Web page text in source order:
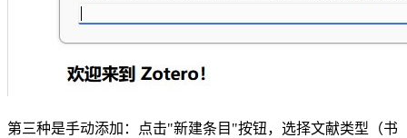
第三种是手动添加：点击"新建条目"按钮，选择文献类型（书